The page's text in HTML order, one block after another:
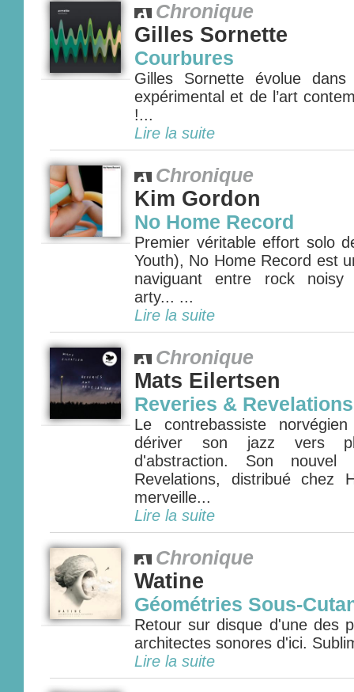
Chronique
Gilles Sornette
Courbures
Gilles Sornette évolue dans
expérimental et de l’art
!...
Lire la suite
Chronique
Kim Gordon
No Home Record
Premier véritable effort solo
Youth), No Home Record est
naviguant entre rock noisy
arty... ...
Lire la suite
Chronique
Mats Eilertsen
Reveries & Revelations
Le contrebassiste
dériver son jazz vers
d'abstraction. Son
Revelations, distribué chez
merveille...
Lire la suite
Chronique
Watine
Géométries Sous-
Retour sur disque d'une des
architectes sonores d'ici.
Lire la suite